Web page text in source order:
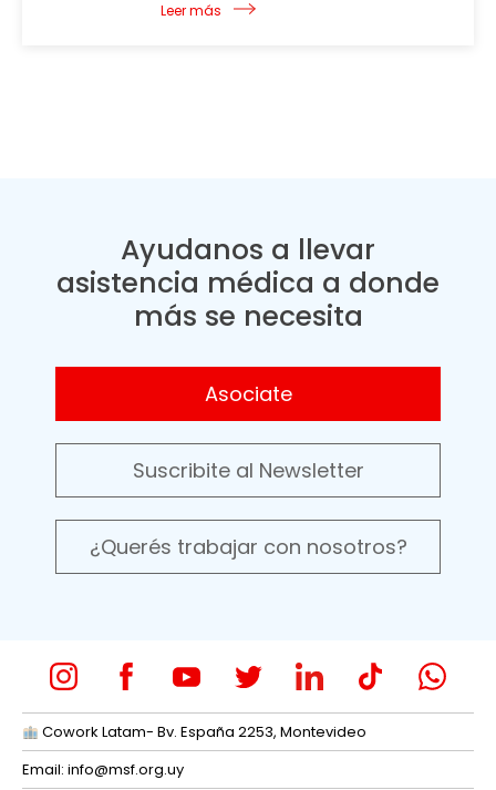
Leer más
Ayudanos a llevar
asistencia médica a donde
más se necesita
Asociate
Suscribite al Newsletter
¿Querés trabajar con nosotros?
Cowork Latam- Bv. España 2253, Montevideo
Email: info@msf.org.uy